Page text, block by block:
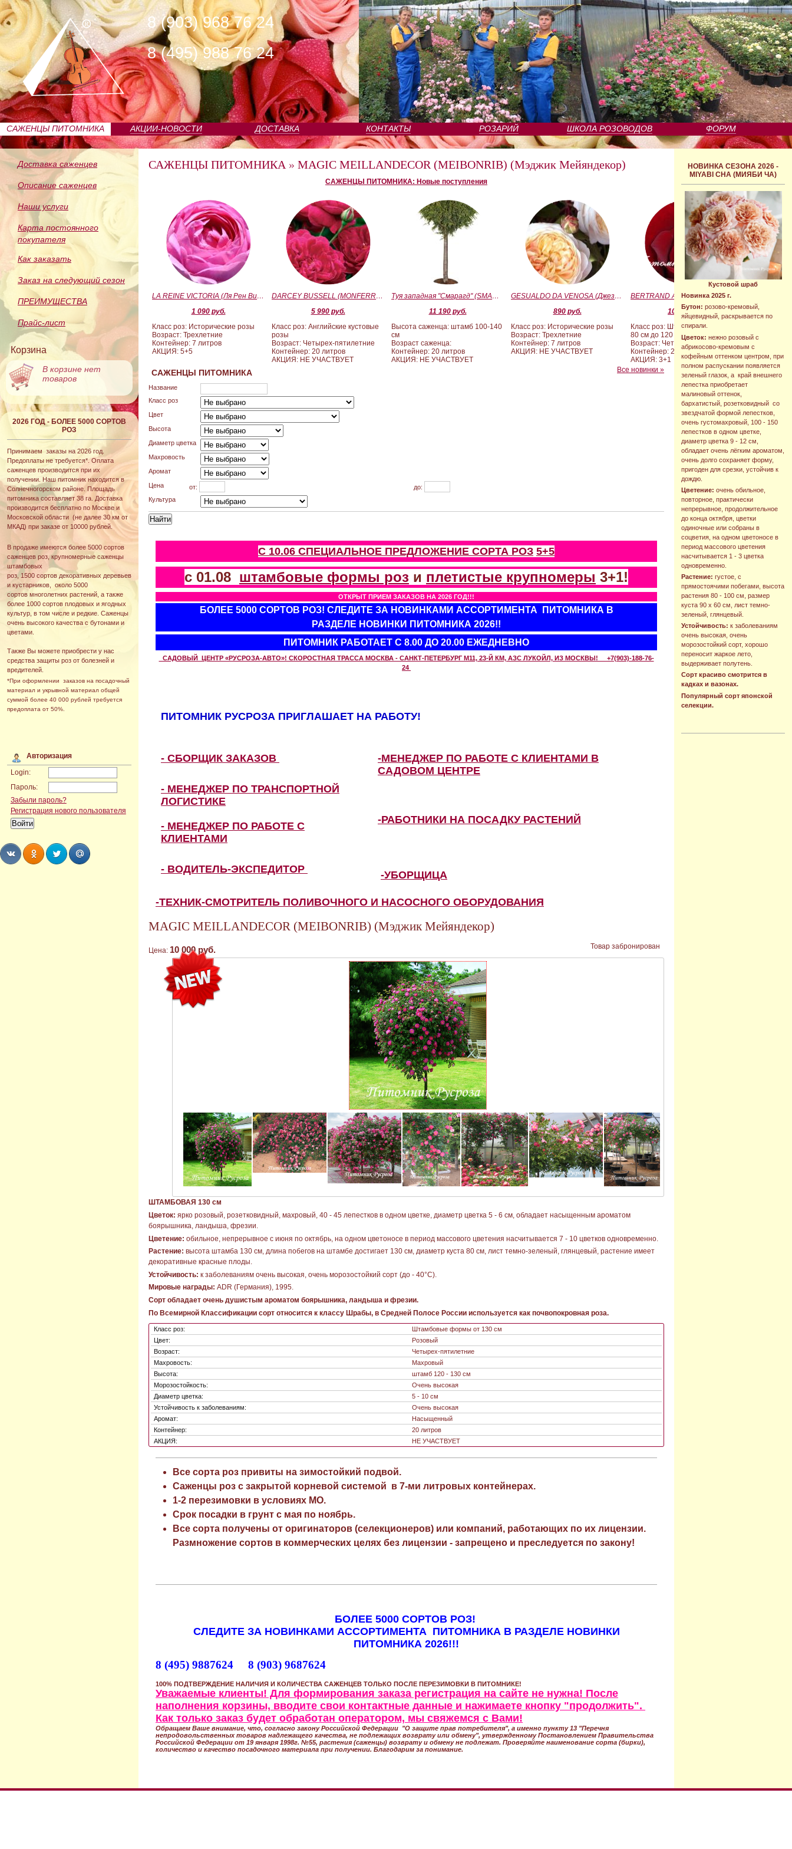
8 (903) 968 76 24
8 (495) 988 76 24
САЖЕНЦЫ ПИТОМНИКА АКЦИИ-НОВОСТИ ДОСТАВКА КОНТАКТЫ РОЗАРИЙ ШКОЛА РОЗОВОДОВ ФОРУМ
Доставка саженцев
Описание саженцев
Наши услуги
Карта постоянного
покупателя
Как заказать
Заказ на следующий сезон
ПРЕИМУЩЕСТВА
Прайс-лист
Корзина
В корзине нет
товаров
2026 ГОД - БОЛЕЕ 5000 СОРТОВ
РОЗ
Принимаем заказы на 2026 год.
Предоплаты не требуется*. Оплата
саженцев производится при их
получении. Наш питомник находится в
Солнечногорском районе. Площадь
питомника составляет 38 га. Доставка
производится бесплатно по Москве и
Московской области (не далее 30 км от
МКАД) при заказе от 10000 рублей.
В продаже имеются более 5000 сортов
саженцев роз, крупномерные саженцы
штамбовых
роз, 1500 сортов декоративных деревьев
и кустарников, около 5000
сортов многолетних растений, а также
более 1000 сортов плодовых и ягодных
культур, в том числе и редкие. Саженцы
очень высокого качества с бутонами и
цветами.
Также Вы можете приобрести у нас
средства защиты роз от болезней и
вредителей.
*При оформлении заказов на посадочный
материал и укрывной материал общей
суммой более 40 000 рублей требуется
предоплата от 50%.
Авторизация
Login:
Пароль:
Забыли пароль?
Регистрация нового пользователя
НОВИНКА СЕЗОНА 2026 -
MIYABI CHA (МИЯБИ ЧА)
Кустовой шраб
Новинка 2025 г.
Бутон: розово-кремовый,
яйцевидный, раскрывается по
спирали.
Цветок: нежно розовый с
абрикосово-кремовым с
кофейным оттенком центром, при
полном распускании появляется
зеленый глазок, а край внешнего
лепестка приобретает
малиновый оттенок,
бархатистый, розетковидный со
звездчатой формой лепестков,
очень густомахровый, 100 - 150
лепестков в одном цветке,
диаметр цветка 9 - 12 см,
обладает очень лёгким ароматом,
очень долго сохраняет форму,
пригоден для срезки, устойчив к
дождю.
Цветение: очень обильное,
повторное, практически
непрерывное, продолжительное
до конца октября, цветки
одиночные или собраны в
соцветия, на одном цветоносе в
период массового цветения
насчитывается 1 - 3 цветка
одновременно.
Растение: густое, с
прямостоячими побегами, высота
растения 80 - 100 см, размер
куста 90 х 60 см, лист темно-
зеленый, глянцевый.
Устойчивость: к заболеваниям
очень высокая, очень
морозостойкий сорт, хорошо
переносит жаркое лето,
выдерживает полутень.
Сорт красиво смотрится в
кадках и вазонах.
Популярный сорт японской
селекции.
САЖЕНЦЫ ПИТОМНИКА » MAGIC MEILLANDECOR (MEIBONRIB) (Мэджик Мейяндекор)
САЖЕНЦЫ ПИТОМНИКА: Новые поступления
LA REINE VICTORIA (Ля Рен Виктория)
1 090 руб.
Класс роз: Исторические розы
Возраст: Трехлетние
Контейнер: 7 литров
АКЦИЯ: 5+5
DARCEY BUSSELL (MONFERRATO) (Дарси Басл)
5 990 руб.
Класс роз: Английские кустовые
розы
Возраст: Четырех-пятилетние
Контейнер: 20 литров
АКЦИЯ: НЕ УЧАСТВУЕТ
Туя западная "Смарагд" (SMARAGD) ШТАМБ 100-140
11 190 руб.
Высота саженца: штамб 100-140
см
Возраст саженца:
Контейнер: 20 литров
АКЦИЯ: НЕ УЧАСТВУЕТ
GESUALDO DA VENOSA (Джезуальдо Ди Веноза)
890 руб.
Класс роз: Исторические розы
Возраст: Трехлетние
Контейнер: 7 литров
АКЦИЯ: НЕ УЧАСТВУЕТ
BERTRAND AMOUSSOU (Бертран Амуссу)
10 000 руб.
Класс роз: Штамбовые формы от
80 см до 120 см
Возраст: Четырех-пятилетние
Контейнер: 20 литров
АКЦИЯ: 3+1
Все новинки »
САЖЕНЦЫ ПИТОМНИКА
Название
Класс роз
Цвет
Высота
Диаметр цветка
Махровость
Аромат
Цена
от:
до:
Культура
С 10.06 СПЕЦИАЛЬНОЕ ПРЕДЛОЖЕНИЕ СОРТА РОЗ 5+5
с 01.08 штамбовые формы роз и плетистые крупномеры 3+1!
ОТКРЫТ ПРИЕМ ЗАКАЗОВ НА 2026 ГОД!!!
БОЛЕЕ 5000 СОРТОВ РОЗ! СЛЕДИТЕ ЗА НОВИНКАМИ АССОРТИМЕНТА ПИТОМНИКА В
РАЗДЕЛЕ НОВИНКИ ПИТОМНИКА 2026!!
ПИТОМНИК РАБОТАЕТ С 8.00 ДО 20.00 ЕЖЕДНЕВНО
САДОВЫЙ ЦЕНТР «РУСРОЗА-АВТО»! СКОРОСТНАЯ ТРАССА МОСКВА - САНКТ-ПЕТЕРБУРГ М11, 23-Й КМ, АЗС ЛУКОЙЛ, ИЗ МОСКВЫ! +7(903)-188-76-
24
ПИТОМНИК РУСРОЗА ПРИГЛАШАЕТ НА РАБОТУ!
- СБОРЩИК ЗАКАЗОВ
-МЕНЕДЖЕР ПО РАБОТЕ С КЛИЕНТАМИ В
САДОВОМ ЦЕНТРЕ
- МЕНЕДЖЕР ПО ТРАНСПОРТНОЙ
ЛОГИСТИКЕ
- МЕНЕДЖЕР ПО РАБОТЕ С
КЛИЕНТАМИ
-РАБОТНИКИ НА ПОСАДКУ РАСТЕНИЙ
- ВОДИТЕЛЬ-ЭКСПЕДИТОР -УБОРЩИЦА
-ТЕХНИК-СМОТРИТЕЛЬ ПОЛИВОЧНОГО И НАСОСНОГО ОБОРУДОВАНИЯ
MAGIC MEILLANDECOR (MEIBONRIB) (Мэджик Мейяндекор)
Товар забронирован
Цена: 10 000 руб.
ШТАМБОВАЯ 130 см
Цветок: ярко розовый, розетковидный, махровый, 40 - 45 лепестков в одном цветке, диаметр цветка 5 - 6 см, обладает насыщенным ароматом
боярышника, ландыша, фрезии.
Цветение: обильное, непрерывное с июня по октябрь, на одном цветоносе в период массового цветения насчитывается 7 - 10 цветков одновременно.
Растение: высота штамба 130 см, длина побегов на штамбе достигает 130 см, диаметр куста 80 см, лист темно-зеленый, глянцевый, растение имеет
декоративные красные плоды.
Устойчивость: к заболеваниям очень высокая, очень морозостойкий сорт (до - 40°С).
Мировые награды: ADR (Германия), 1995.
Сорт обладает очень душистым ароматом боярышника, ландыша и фрезии.
По Всемирной Классификации сорт относится к классу Шрабы, в Средней Полосе России используется как почвопокровная роза.
Класс роз:
Штамбовые формы от 130 см
Цвет:
Розовый
Возраст:
Четырех-пятилетние
Махровость:
Махровый
Высота:
штамб 120 - 130 см
Морозостойкость:
Очень высокая
Диаметр цветка:
5 - 10 см
Устойчивость к заболеваниям:
Очень высокая
Аромат:
Насыщенный
Контейнер:
20 литров
АКЦИЯ:
НЕ УЧАСТВУЕТ
Все сорта роз привиты на зимостойкий подвой.
Саженцы роз с закрытой корневой системой в 7-ми литровых контейнерах.
1-2 перезимовки в условиях МО.
Срок посадки в грунт с мая по ноябрь.
Все сорта получены от оригинаторов (селекционеров) или компаний, работающих по их лицензии.
Размножение сортов в коммерческих целях без лицензии - запрещено и преследуется по закону!
БОЛЕЕ 5000 СОРТОВ РОЗ!
СЛЕДИТЕ ЗА НОВИНКАМИ АССОРТИМЕНТА ПИТОМНИКА В РАЗДЕЛЕ НОВИНКИ
ПИТОМНИКА 2026!!!
8 (495) 9887624 8 (903) 9687624
100% ПОДТВЕРЖДЕНИЕ НАЛИЧИЯ И КОЛИЧЕСТВА САЖЕНЦЕВ ТОЛЬКО ПОСЛЕ ПЕРЕЗИМОВКИ В ПИТОМНИКЕ!
Уважаемые клиенты! Для формирования заказа регистрация на сайте не нужна! После
наполнения корзины, вводите свои контактные данные и нажимаете кнопку "продолжить".
Как только заказ будет обработан оператором, мы свяжемся с Вами!
Обращаем Ваше внимание, что, согласно закону Российской Федерации "О защите прав потребителя", а именно пункту 13 "Перечня
непродовольственных товаров надлежащего качества, не подлежащих возврату или обмену", утвержденному Постановлением Правительства
Российской Федерации от 19 января 1998г. №55, растения (саженцы) возврату и обмену не подлежат. Проверяйте наименование сорта (бирки),
количество и качество посадочного материала при получении. Благодарим за понимание.